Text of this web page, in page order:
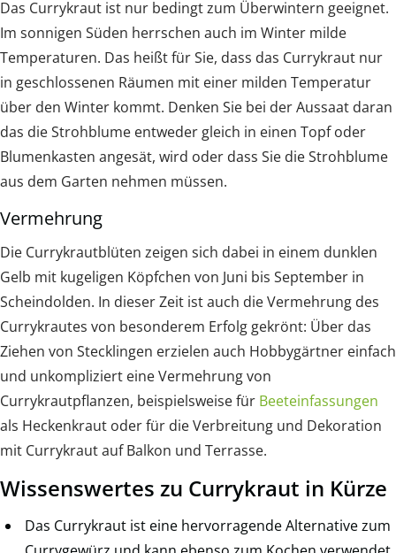
Das Currykraut ist nur bedingt zum Überwintern geeignet.
Im sonnigen Süden herrschen auch im Winter milde
Temperaturen. Das heißt für Sie, dass das Currykraut nur
in geschlossenen Räumen mit einer milden Temperatur
über den Winter kommt. Denken Sie bei der Aussaat daran
das die Strohblume entweder gleich in einen Topf oder
Blumenkasten angesät, wird oder dass Sie die Strohblume
aus dem Garten nehmen müssen.
Vermehrung
Die Currykrautblüten zeigen sich dabei in einem dunklen
Gelb mit kugeligen Köpfchen von Juni bis September in
Scheindolden. In dieser Zeit ist auch die Vermehrung des
Currykrautes von besonderem Erfolg gekrönt: Über das
Ziehen von Stecklingen erzielen auch Hobbygärtner einfach
und unkompliziert eine Vermehrung von
Currykrautpflanzen, beispielsweise für Beeteinfassungen
als Heckenkraut oder für die Verbreitung und Dekoration
mit Currykraut auf Balkon und Terrasse.
Wissenswertes zu Currykraut in Kürze
Das Currykraut ist eine hervorragende Alternative zum